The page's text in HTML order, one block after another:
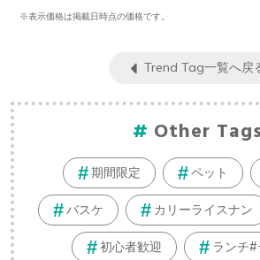
※表示価格は掲載日時点の価格です。
Trend Tag一覧へ戻
Other
期間限定 ペット
バスケ カリーライスナン
初心者歓迎 ランチ